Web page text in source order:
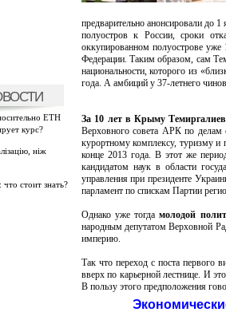
ETH
курс?
ніж
стоит знать?
предварительно анонсировали до
полуостров к России, сроки
оккупированном полуострове
Федерации. Таким образом, сам
национальности, которого из
года. А амбиций у 37-летнего
За 10 лет в Крыму
Верховного совета АРК по делам
курортному комплексу, туризму и
конце 2013 года. В этот же
кандидатом наук в области
управления при президенте
парламент по спискам Партии
Однако уже тогдамолодой
народным депутатом Верховной
империю.
Так что переход с поста первого
вверх по карьерной лестнице. И
В пользу этого предположения